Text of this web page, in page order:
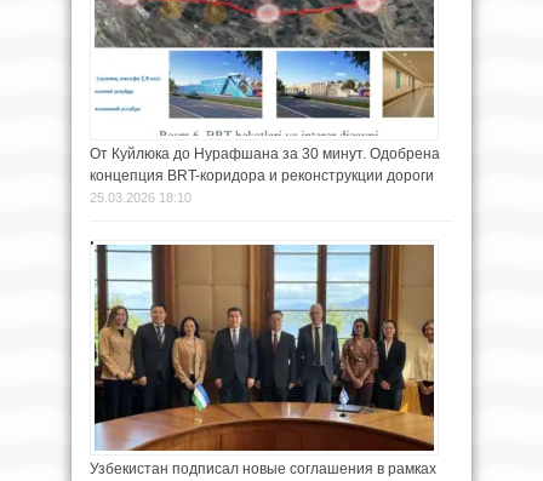
От Куйлюка до Нурафшана за 30 минут. Одобрена
концепция BRT-коридора и реконструкции дороги
25.03.2026 18:10
Узбекистан подписал новые соглашения в рамках